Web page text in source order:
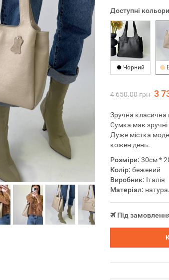
Доступні
Чорний
4 650.00 грн 3
Зручна
Сумка має зручні
Дуже містка
кожен день.
Розміри: 30см *
Колір: бежевий
Виробник: Італія
Матеріал:
Під